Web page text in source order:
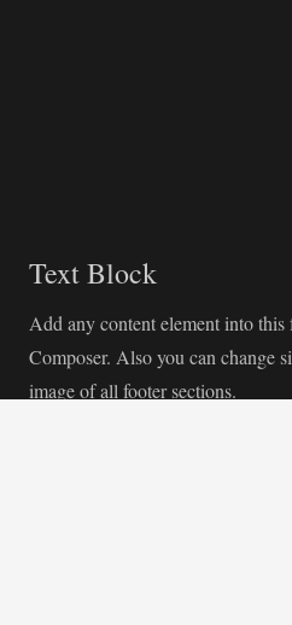
Text Block
Add any content element into
Composer. Also you can change
image of all footer sections.